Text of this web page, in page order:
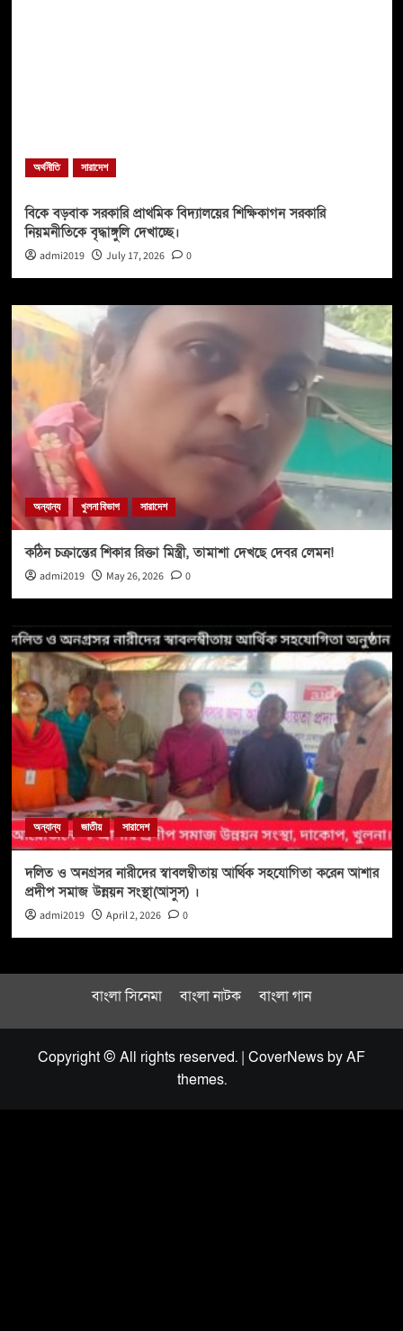
অর্থনীতি সারাদেশ
বিকে বড়বাক সরকারি প্রাথমিক বিদ্যালয়ের শিক্ষিকাগন সরকারি
নিয়মনীতিকে বৃদ্ধাঙ্গুলি দেখাচ্ছে।
admi2019 July 17, 2026 0
অন্যান্য খুলনা বিভাগ সারাদেশ
কঠিন চক্রান্তের শিকার রিক্তা মিস্ত্রী, তামাশা দেখছে দেবর লেমন!
admi2019 May 26, 2026 0
অন্যান্য জাতীয় সারাদেশ
দলিত ও অনগ্রসর নারীদের স্বাবলম্বীতায় আর্থিক সহযোগিতা করেন আশার
প্রদীপ সমাজ উন্নয়ন সংস্থা(আসুস) ।
admi2019 April 2, 2026 0
বাংলা সিনেমা বাংলা নাটক বাংলা গান
Copyright © All rights reserved. | CoverNewsby AF
themes.